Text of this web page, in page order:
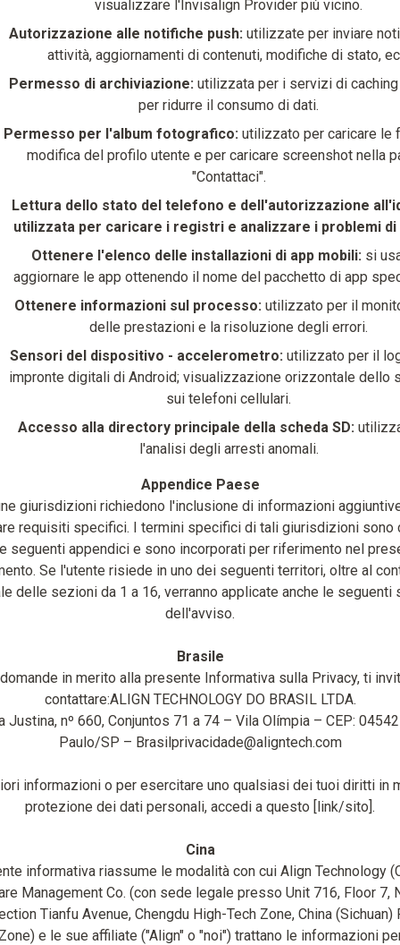
visualizzare l'Invisalign Provider più vicino.
Autorizzazione alle notifiche push: utilizzate per inviare
attività, aggiornamenti di contenuti, modifiche di stato,
Permesso di archiviazione: utilizzata per i servizi di
per ridurre il consumo di dati.
Permesso per l'album fotografico: utilizzato per caricare le
modifica del profilo utente e per caricare screenshot nella
"Contattaci".
Lettura dello stato del telefono e dell'autorizzazione
utilizzata per caricare i registri e analizzare i problemi di
Ottenere l'elenco delle installazioni di app mobili: si
aggiornare le app ottenendo il nome del pacchetto di app
Ottenere informazioni sul processo: utilizzato per il
delle prestazioni e la risoluzione degli errori.
Sensori del dispositivo - accelerometro: utilizzato per il
impronte digitali di Android; visualizzazione orizzontale dello
sui telefoni cellulari.
Accesso alla directory principale della scheda SD:
l'analisi degli arresti anomali.
Appendice Paese
giurisdizioni richiedono l'inclusione di informazioni
requisiti specifici. I termini specifici di tali giurisdizioni sono
seguenti appendici e sono incorporati per riferimento nel
Se l'utente risiede in uno dei seguenti territori, oltre al
delle sezioni da 1 a 16, verranno applicate anche le seguenti
dell'avviso.
Brasile
in merito alla presente Informativa sulla Privacy, ti
contattare:ALIGN TECHNOLOGY DO BRASIL LTDA.
Justina, nº 660, Conjuntos 71 a 74 – Vila Olímpia – CEP:
Paulo/SP – Brasilprivacidade@aligntech.com
informazioni o per esercitare uno qualsiasi dei tuoi diritti in
protezione dei dati personali, accedi a questo [link/sito].
Cina
informativa riassume le modalità con cui Align Technology
Management Co. (con sede legale presso Unit 716, Floor 7,
Tianfu Avenue, Chengdu High-Tech Zone, China (Sichuan)
e le sue affiliate ("Align" o "noi") trattano le informazioni